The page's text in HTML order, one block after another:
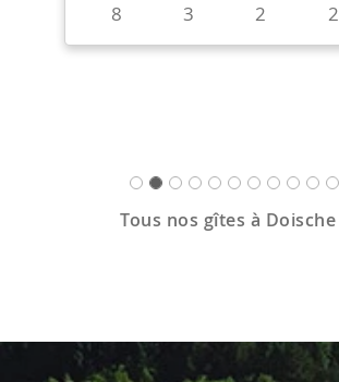
8 3 2 2
Tous nos gîtes à Doische